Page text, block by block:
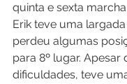
quinta e sexta
Erik teve uma
perdeu algumas
para 8º lugar. Apesar
dificuldades, teve